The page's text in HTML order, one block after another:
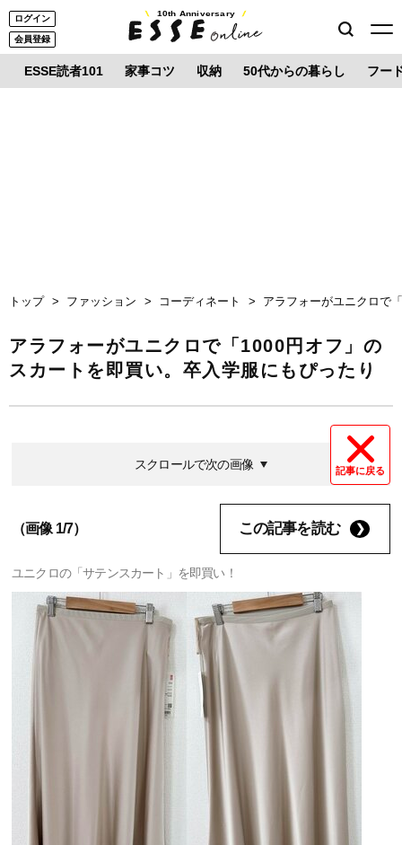
ログイン
会員登録
10th Anniversary
ESSE読者101 家事コツ 収納 50代からの暮らし フー
トップ ファッション コーディネート アラフォーがユニクロで
アラフォーがユニクロで「1000円オフ」の
スカートを即買い。卒入学服にもぴったり
記事に戻る
スクロールで次の画像
（画像 1/7） この記事を読む
ユニクロの「サテンスカート」を即買い！